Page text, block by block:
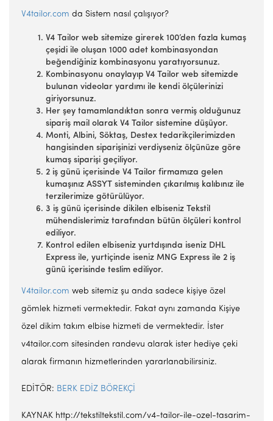
V4tailor.com da Sistem nasıl çalışıyor?
V4 Tailor web sitemize girerek 100’den fazla kumaş
çeşidi ile oluşan 1000 adet kombinasyondan
beğendiğiniz kombinasyonu yaratıyorsunuz.
Kombinasyonu onaylayıp V4 Tailor web sitemizde
bulunan videolar yardımı ile kendi ölçülerinizi
giriyorsunuz.
Her şey tamamlandıktan sonra vermiş olduğunuz
sipariş mail olarak V4 Tailor sistemine düşüyor.
Monti, Albini, Söktaş, Destex tedarikçilerimizden
hangisinden siparişinizi verdiyseniz ölçünüze göre
kumaş siparişi geçiliyor.
2 iş günü içerisinde V4 Tailor firmamıza gelen
kumaşınız ASSYT sisteminden çıkarılmış kalıbınız ile
terzilerimize götürülüyor.
3 iş günü içerisinde dikilen elbiseniz Tekstil
mühendislerimiz tarafından bütün ölçüleri kontrol
ediliyor.
Kontrol edilen elbiseniz yurtdışında iseniz DHL
Express ile, yurtiçinde iseniz MNG Express ile 2 iş
günü içerisinde teslim ediliyor.
V4tailor.com web sitemiz şu anda sadece kişiye özel
gömlek hizmeti vermektedir. Fakat aynı zamanda Kişiye
özel dikim takım elbise hizmeti de vermektedir. İster
v4tailor.com sitesinden randevu alarak ister hediye çeki
alarak firmanın hizmetlerinden yararlanabilirsiniz.
EDİTÖR: BERK EDİZ BÖREKÇİ
KAYNAK http://tekstiltekstil.com/v4-tailor-ile-ozel-tasarim-